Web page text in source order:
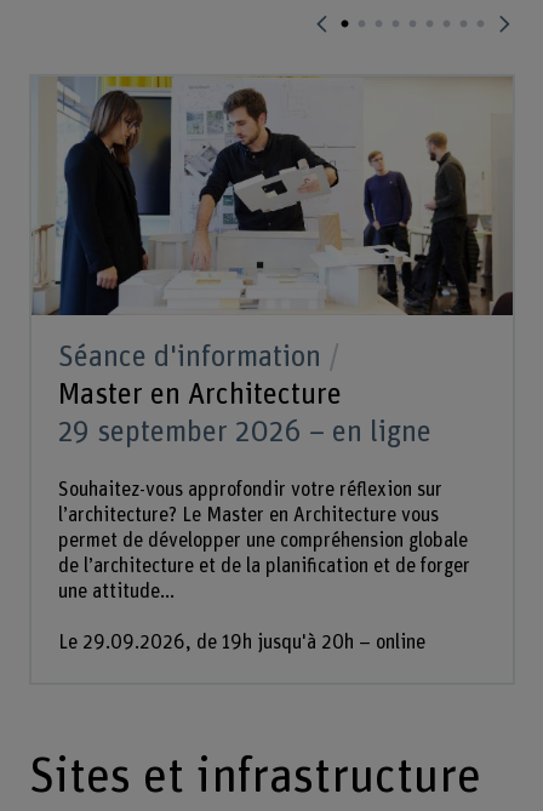
Séance d'information
Master en Architecture
29 september 2026 – en ligne
Souhaitez-vous approfondir votre réflexion sur
l’architecture? Le Master en Architecture vous
permet de développer une compréhension globale
de l’architecture et de la planification et de forger
une attitude...
Le 29.09.2026, de 19h jusqu'à 20h – online
Sites et infrastructure